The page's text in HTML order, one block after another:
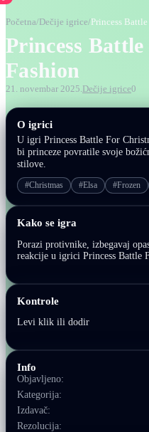
Početna/ Dečije igrice/ Princess
Princess
Fashion
21. novembar 2025.Dečije igrice0
O igrici
U igri Princess Battle For
bi princeze povratile svoje
stilove.
#Christmas #Elsa #Frozen
Kako se igra
Porazi protivnike, izbegavaj
reakcije u igrici Princess Battle
Kontrole
Levi klik ili dodir
Info
Objavljeno:
Kategorija:
Izdavač:
Rezolucija: